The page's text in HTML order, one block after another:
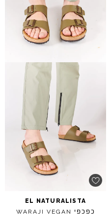
EL NATURALISTA
כפכפי WARAJI VEGAN